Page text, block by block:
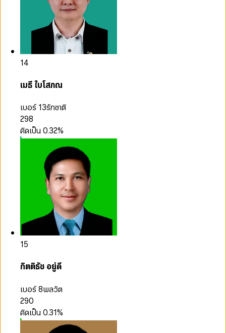
14
เมธี ใบโสภณ
เบอร์ 13รักชาติ
298
คิดเป็น0.32%
15
กิตติธัช อยู่ดี
เบอร์ 8พลวัต
290
คิดเป็น0.31%